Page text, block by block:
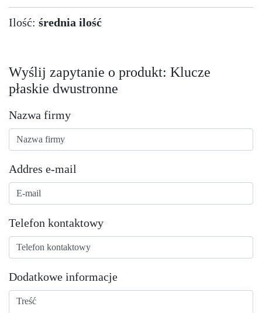
Ilość: średnia ilość
Wyślij zapytanie o produkt: Klucze
płaskie dwustronne
Nazwa firmy
Addres e-mail
Telefon kontaktowy
Dodatkowe informacje